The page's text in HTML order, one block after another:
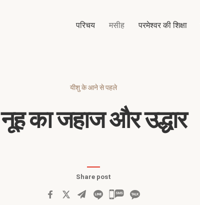
परिचय मसीह परमेश्वर की शिक्षा
यीशु के आने से पहले
नूह का जहाज और उद्धार
Share post
카